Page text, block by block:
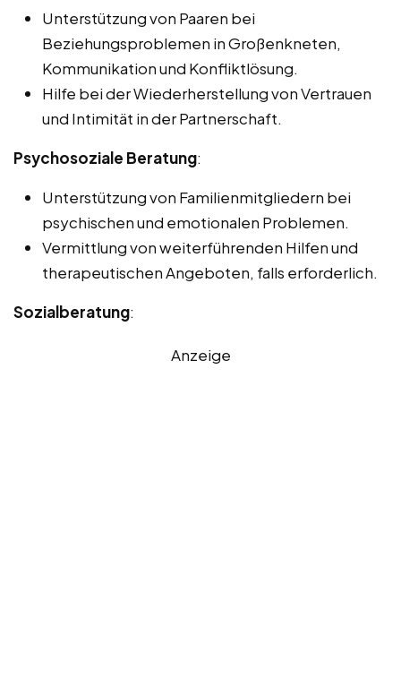
Unterstützung von Paaren bei
Beziehungsproblemen in Großenkneten,
Kommunikation und Konfliktlösung.
Hilfe bei der Wiederherstellung von Vertrauen
und Intimität in der Partnerschaft.
Psychosoziale Beratung:
Unterstützung von Familienmitgliedern bei
psychischen und emotionalen Problemen.
Vermittlung von weiterführenden Hilfen und
therapeutischen Angeboten, falls erforderlich.
Sozialberatung:
Anzeige